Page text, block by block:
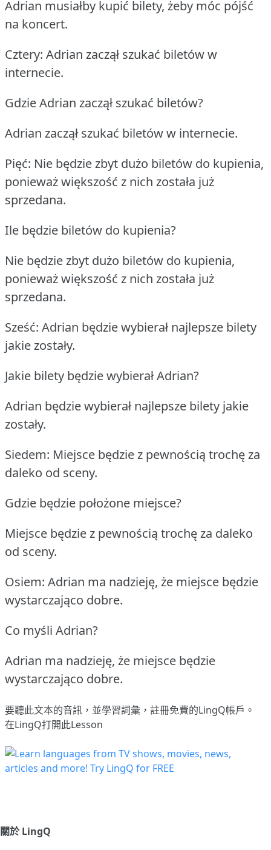
Adrian musiałby kupić bilety, żeby móc pójść
na koncert.
Cztery: Adrian zaczął szukać biletów w
internecie.
Gdzie Adrian zaczął szukać biletów?
Adrian zaczął szukać biletów w internecie.
Pięć: Nie będzie zbyt dużo biletów do kupienia,
ponieważ większość z nich została już
sprzedana.
Ile będzie biletów do kupienia?
Nie będzie zbyt dużo biletów do kupienia,
ponieważ większość z nich została już
sprzedana.
Sześć: Adrian będzie wybierał najlepsze bilety
jakie zostały.
Jakie bilety będzie wybierał Adrian?
Adrian będzie wybierał najlepsze bilety jakie
zostały.
Siedem: Miejsce będzie z pewnością trochę za
daleko od sceny.
Gdzie będzie położone miejsce?
Miejsce będzie z pewnością trochę za daleko
od sceny.
Osiem: Adrian ma nadzieję, że miejsce będzie
wystarczająco dobre.
Co myśli Adrian?
Adrian ma nadzieję, że miejsce będzie
wystarczająco dobre.
要聽此文本的音訊，並學習詞彙， 註冊免費的LingQ帳戶。
在LingQ打開此Lesson
關於 LingQ